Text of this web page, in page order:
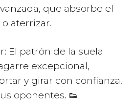
que absorbe el
aterrizar.
El patrón de la suela
excepcional,
y girar con confianza,
oponentes. 👟